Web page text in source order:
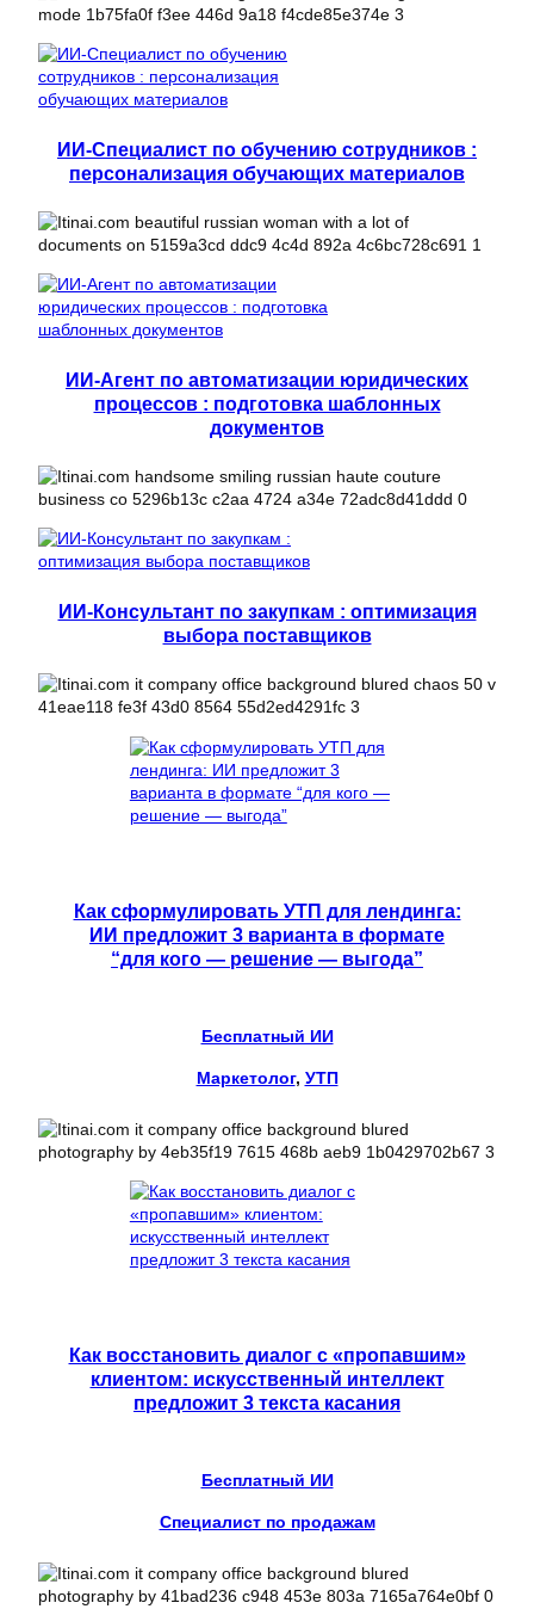
ИИ-Специалист по обучению сотрудников :
персонализация обучающих материалов
ИИ-Агент по автоматизации юридических
процессов : подготовка шаблонных
документов
ИИ-Консультант по закупкам : оптимизация
выбора поставщиков
Как сформулировать УТП для лендинга:
ИИ предложит 3 варианта в формате
“для кого — решение — выгода”
Бесплатный ИИ
Маркетолог, УТП
Как восстановить диалог с «пропавшим»
клиентом: искусственный интеллект
предложит 3 текста касания
Бесплатный ИИ
Специалист по продажам